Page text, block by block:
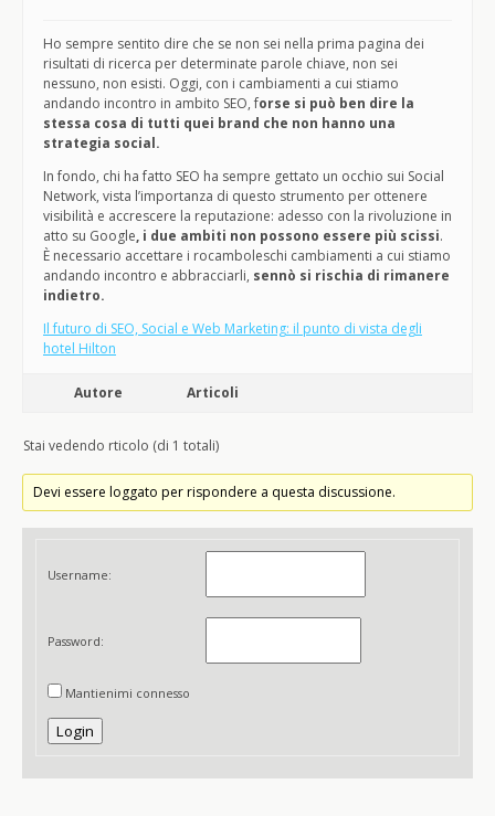
Ho sempre sentito dire che se non sei nella prima pagina dei
risultati di ricerca per determinate parole chiave, non sei
nessuno, non esisti. Oggi, con i cambiamenti a cui stiamo
andando incontro in ambito SEO, forse si può ben dire la
stessa cosa di tutti quei brand che non hanno una
strategia social.
In fondo, chi ha fatto SEO ha sempre gettato un occhio sui Social
Network, vista l’importanza di questo strumento per ottenere
visibilità e accrescere la reputazione: adesso con la rivoluzione in
atto su Google, i due ambiti non possono essere più scissi.
È necessario accettare i rocamboleschi cambiamenti a cui stiamo
andando incontro e abbracciarli, sennò si rischia di rimanere
indietro.
Il futuro di SEO, Social e Web Marketing: il punto di vista degli
hotel Hilton
Autore Articoli
Stai vedendo rticolo (di 1 totali)
Devi essere loggato per rispondere a questa discussione.
Username:
Password:
Mantienimi connesso
Login